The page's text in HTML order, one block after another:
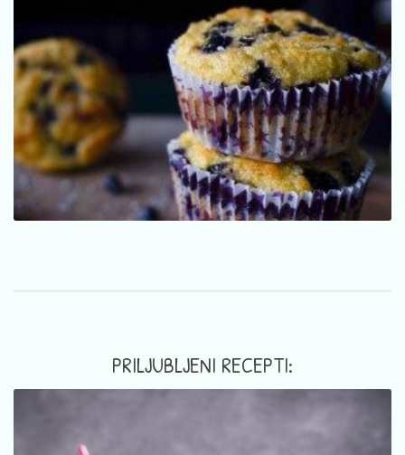
PRILJUBLJENI RECEPTI: